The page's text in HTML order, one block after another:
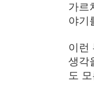
가르
야기
이런
생각
도